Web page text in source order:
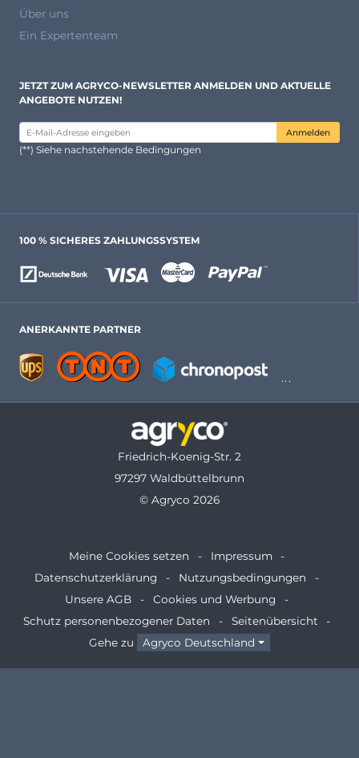
Über uns
Ein Expertenteam
JETZT ZUM AGRYCO-NEWSLETTER ANMELDEN UND AKTUELLE
ANGEBOTE NUTZEN!
Anmelden
(**) Siehe nachstehende Bedingungen
100 % SICHERES ZAHLUNGSSYSTEM
ANERKANNTE PARTNER
Friedrich-Koenig-Str. 2
97297 Waldbüttelbrunn
© Agryco 2026
Meine Cookies setzen
Impressum
Datenschutzerklärung
Nutzungsbedingungen
Unsere AGB
Cookies und Werbung
Schutz personenbezogener Daten
Seitenübersicht
Gehe zu
Agryco Deutschland